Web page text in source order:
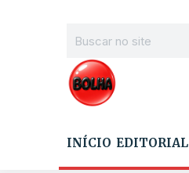
INÍCIO EDITORIAL